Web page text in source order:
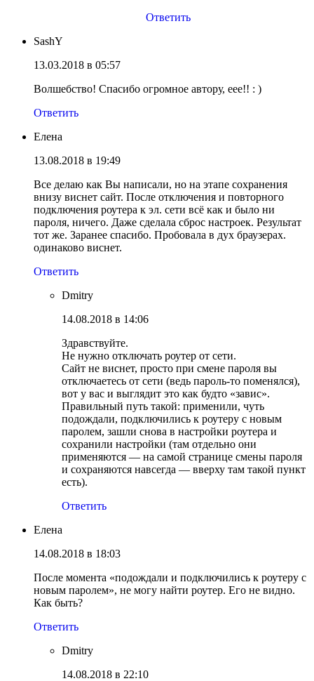
Ответить
SashY
13.03.2018 в 05:57
Волшебство! Спасибо огромное автору, еее!! : )
Ответить
Елена
13.08.2018 в 19:49
Все делаю как Вы написали, но на этапе сохранения
внизу виснет сайт. После отключения и повторного
подключения роутера к эл. сети всё как и было ни
пароля, ничего. Даже сделала сброс настроек. Результат
тот же. Заранее спасибо. Пробовала в дух браузерах.
одинаково виснет.
Ответить
Dmitry
14.08.2018 в 14:06
Здравствуйте.
Не нужно отключать роутер от сети.
Сайт не виснет, просто при смене пароля вы
отключаетесь от сети (ведь пароль-то поменялся),
вот у вас и выглядит это как будто «завис».
Правильный путь такой: применили, чуть
подождали, подключились к роутеру с новым
паролем, зашли снова в настройки роутера и
сохранили настройки (там отдельно они
применяются — на самой странице смены пароля
и сохраняются навсегда — вверху там такой пункт
есть).
Ответить
Елена
14.08.2018 в 18:03
После момента «подождали и подключились к роутеру с
новым паролем», не могу найти роутер. Его не видно.
Как быть?
Ответить
Dmitry
14.08.2018 в 22:10